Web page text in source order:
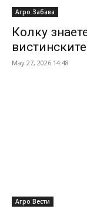
Агро Забава
Колку
May 27, 2026 14:48
Агро Вести